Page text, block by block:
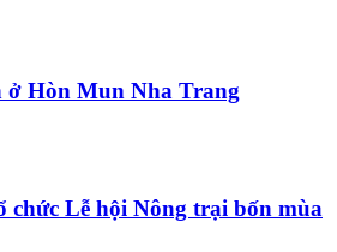
ở Hòn Mun Nha Trang
chức Lễ hội Nông trại bốn mùa